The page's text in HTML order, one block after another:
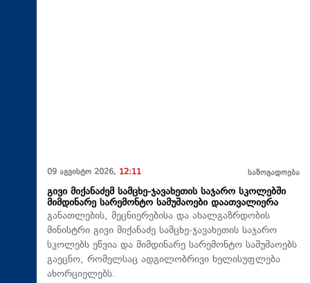
09 აგვისტო 2026, 12:11 საზოგადოება
გივი მიქანაძემ სამცხე-ჯავახეთის საჯარო სკოლებში
მიმდინარე სარემონტო სამუშაოები დაათვალიერა
განათლების, მეცნიერებისა და ახალგაზრდობის
მინისტრი გივი მიქანაძე სამცხე-ჯავახეთის საჯარო
სკოლებს ეწვია და მიმდინარე სარემონტო სამუშაოებს
გაეცნო, რომელსაც ადგილობრივი ხელისუფლება
ახორციელებს.